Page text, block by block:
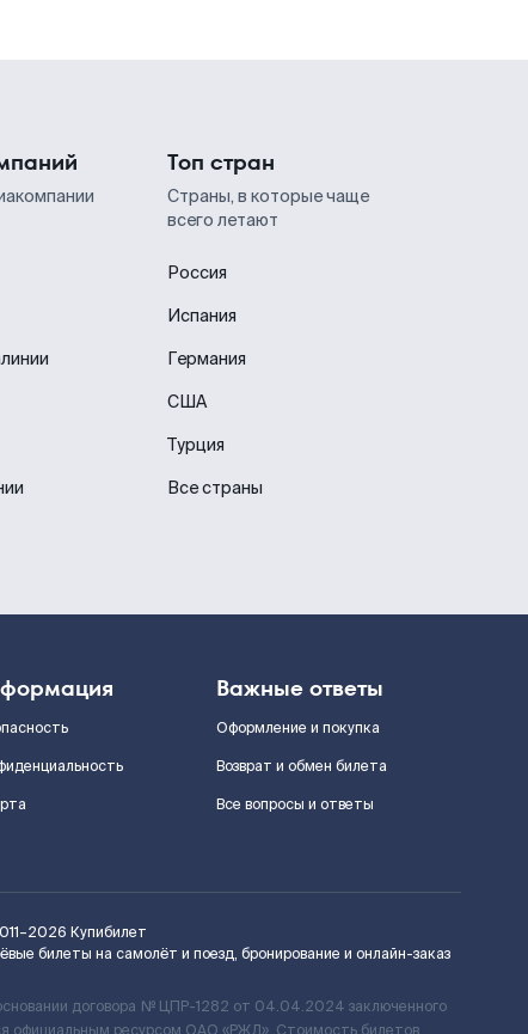
Топ стран
Страны, в которые чаще
всего летают
Россия
Испания
Германия
США
Турция
Все страны
Важные ответы
Оформление и покупка
Возврат и обмен билета
Все вопросы и ответы
Купибилет
билеты на самолёт и поезд, бронирование и онлайн-заказ
договора № ЦПР-1282 от 04.04.2024 заключенного